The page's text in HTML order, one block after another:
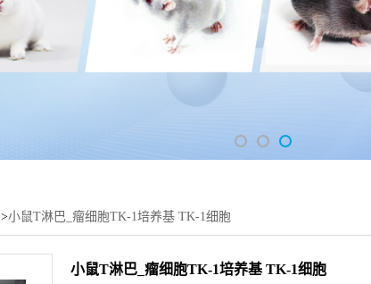
>小鼠T淋巴_瘤细胞TK-1培养基 TK-1细胞
小鼠T淋巴_瘤细胞TK-1培养基 TK-1细胞